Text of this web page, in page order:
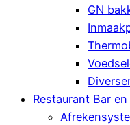
GN
Restaurant Bar